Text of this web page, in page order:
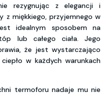
rezygnując z elegancji i
z miękkiego, przyjemnego w
idealnym sposobem na
lub całego ciała. Jego
że jest wystarczająco
w każdych warunkach
termoforu nadaje mu nie